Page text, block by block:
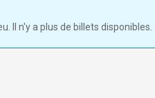
Il n'y a plus de billets disponibles.